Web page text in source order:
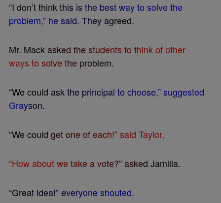
“I don’tthink this is the bestwayto solvethe
problem,” hesaid. Theyagreed.
Mr. Mack asked thestudents to think ofother
ways to solvethe problem.
“Wecould ask the principal to choose,”suggested
Grayson.
“Wecould getoneofeach!”said Taylor.
“Howaboutwetakeavote?”asked Jamilla.
“Great idea!”everyoneshouted.